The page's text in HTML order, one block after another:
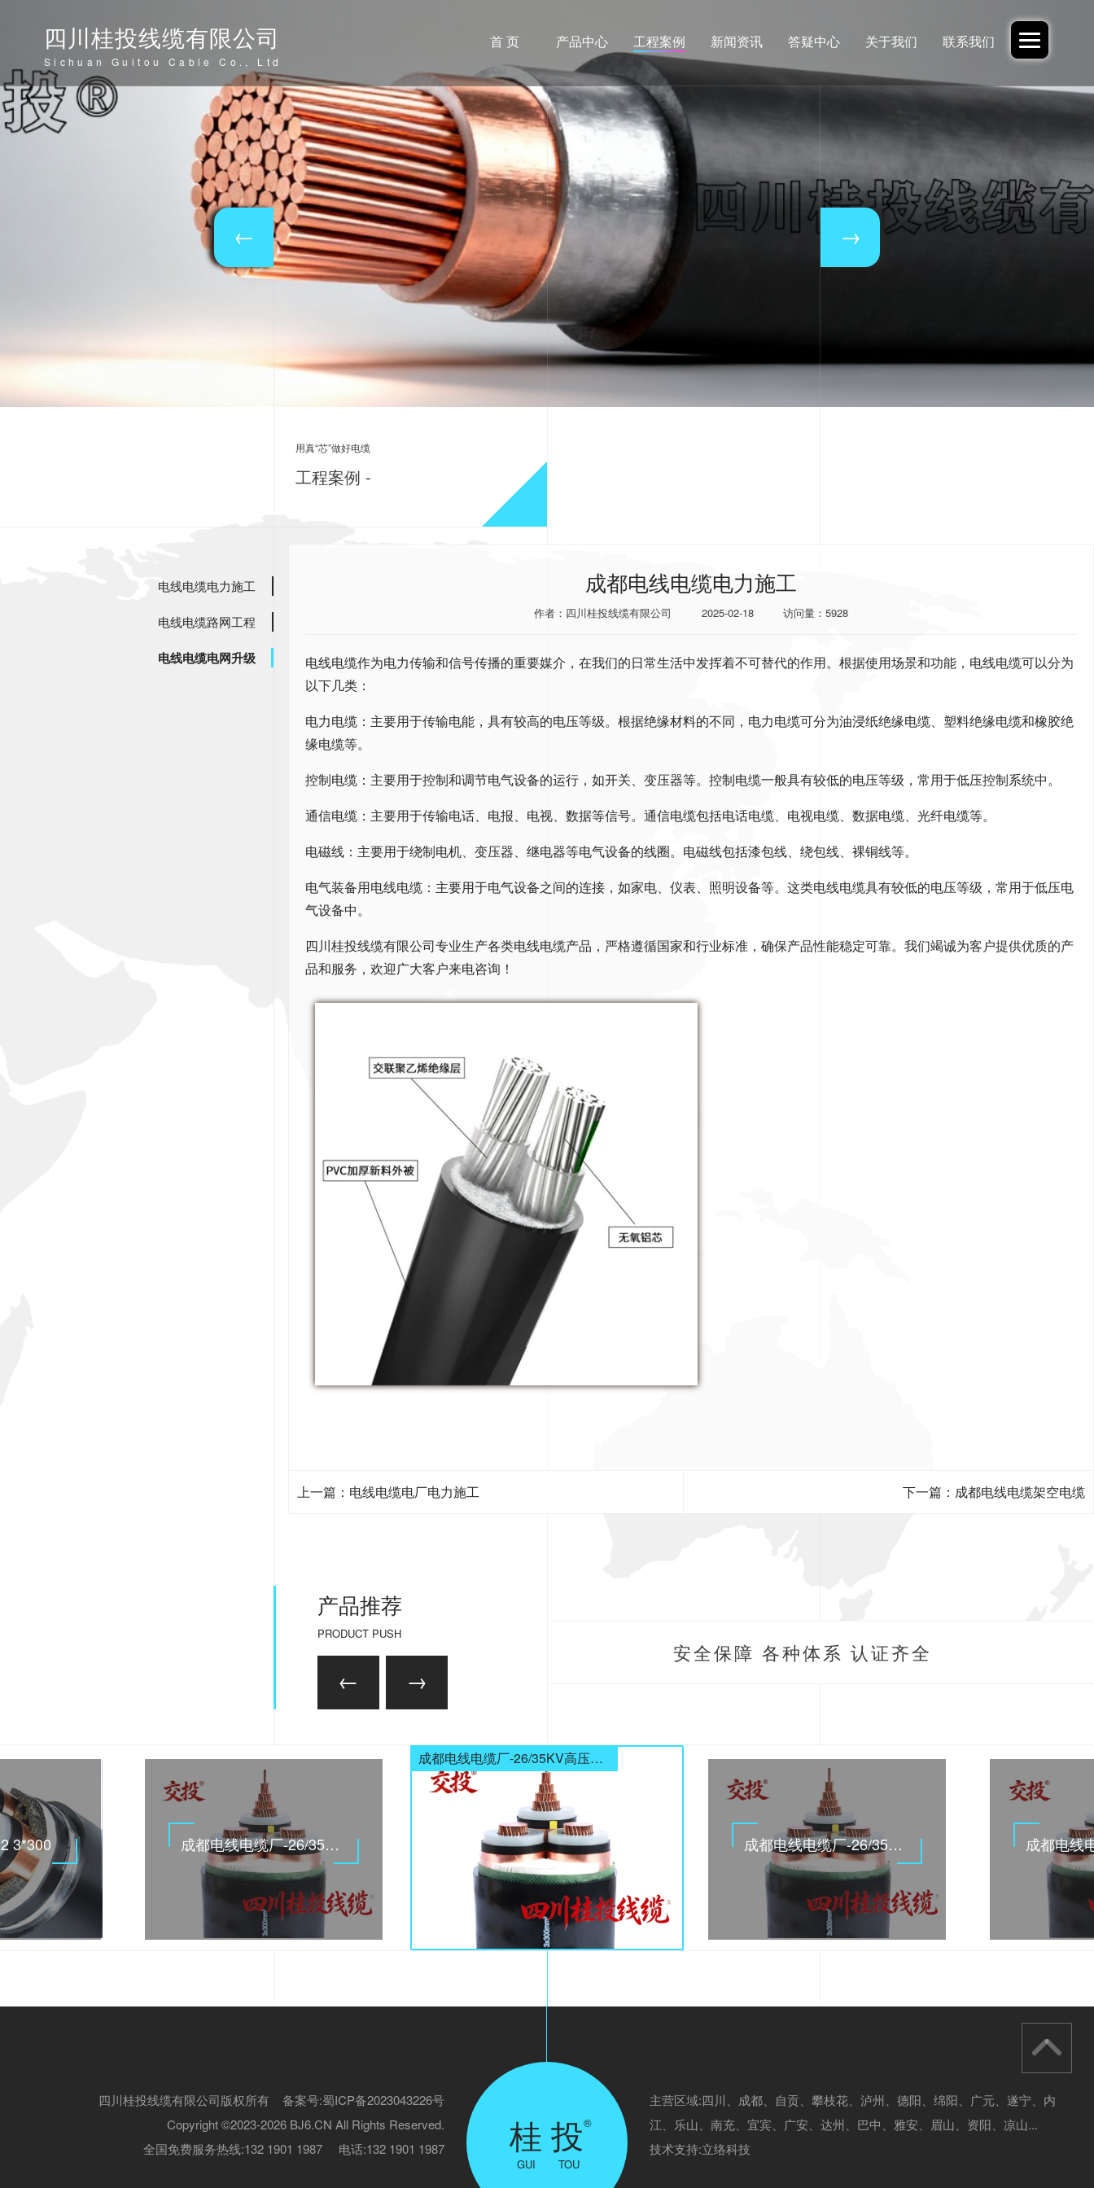
四川桂投线缆有限公司
Sichuan Guitou Cable Co., Ltd
首 页 产品中心 工程案例 新闻资讯 答疑中心 关于我们 联系我们
用真“芯”做好电缆
工程案例 -
电线电缆电网升级
电线电缆电力施工
电线电缆路网工程
电线电缆电网升级
成都电线电缆电力施工
作者：四川桂投线缆有限公司 2025-02-18 访问量：5928
电线电缆作为电力传输和信号传播的重要媒介，在我们的日常生活中发挥着不可替代的作用。根据使用场景和功能，电线电缆可以分为
以下几类：
电力电缆：主要用于传输电能，具有较高的电压等级。根据绝缘材料的不同，电力电缆可分为油浸纸绝缘电缆、塑料绝缘电缆和橡胶绝
缘电缆等。
控制电缆：主要用于控制和调节电气设备的运行，如开关、变压器等。控制电缆一般具有较低的电压等级，常用于低压控制系统中。
通信电缆：主要用于传输电话、电报、电视、数据等信号。通信电缆包括电话电缆、电视电缆、数据电缆、光纤电缆等。
电磁线：主要用于绕制电机、变压器、继电器等电气设备的线圈。电磁线包括漆包线、绕包线、裸铜线等。
电气装备用电线电缆：主要用于电气设备之间的连接，如家电、仪表、照明设备等。这类电线电缆具有较低的电压等级，常用于低压电
气设备中。
四川桂投线缆有限公司专业生产各类电线电缆产品，严格遵循国家和行业标准，确保产品性能稳定可靠。我们竭诚为客户提供优质的产
品和服务，欢迎广大客户来电咨询！
上一篇：电线电缆电厂电力施工 下一篇：成都电线电缆架空电缆
产品推荐
PRODUCT PUSH
安全保障 各种体系 认证齐全
成都电线电缆厂-26/35KV高压电缆
成都电线电缆厂-26/35KV高压电缆
成都电线电缆厂-26/35KV高压电缆
3*300
四川桂投线缆有限公司版权所有 备案号:蜀ICP备2023043226号
Copyright ©2023-2026 BJ6.CN All Rights Reserved.
全国免费服务热线:132 1901 1987 电话:132 1901 1987
桂 投®
GUI TOU
主营区域:四川、成都、自贡、 攀枝花、泸州、德阳、绵阳、广元、遂宁、内
江、乐山、南充、宜宾、广安、达州、巴中、雅安、眉山、资阳、凉山...
技术支持:立络科技